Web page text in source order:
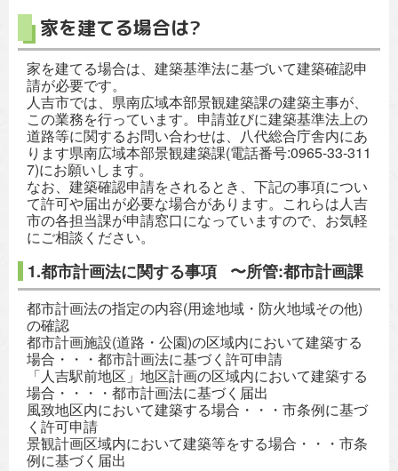
家を建てる場合は?
家を建てる場合は、建築基準法に基づいて建築確認申
請が必要です。
人吉市では、県南広域本部景観建築課の建築主事が、
この業務を行っています。申請並びに建築基準法上の
道路等に関するお問い合わせは、八代総合庁舎内にあ
ります県南広域本部景観建築課(電話番号:0965-33-311
7)にお願いします。
なお、建築確認申請をされるとき、下記の事項につい
て許可や届出が必要な場合があります。これらは人吉
市の各担当課が申請窓口になっていますので、お気軽
にご相談ください。
1.都市計画法に関する事項 〜所管:都市計画課
都市計画法の指定の内容(用途地域・防火地域その他)
の確認
都市計画施設(道路・公園)の区域内において建築する
場合・・・都市計画法に基づく許可申請
「人吉駅前地区」地区計画の区域内において建築する
場合・・・・都市計画法に基づく届出
風致地区内において建築する場合・・・市条例に基づ
く許可申請
景観計画区域内において建築等をする場合・・・市条
例に基づく届出